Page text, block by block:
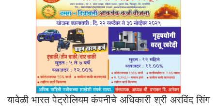
यावेळी भारत पेट्रोलियम कंपनीचे अधिकारी श्री अरविंद सिंग